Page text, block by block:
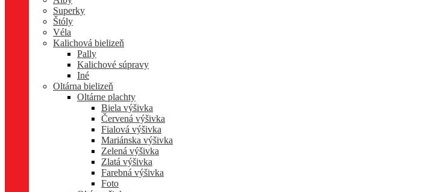
Superky
Štóly
Véla
Kalichová bielizeň
Pally
Kalichové súpravy
Iné
Oltárna bielizeň
Oltárne plachty
Biela výšivka
Červená výšivka
Fialová výšivka
Mariánska výšivka
Zelená výšivka
Zlatá výšivka
Farebná výšivka
Foto